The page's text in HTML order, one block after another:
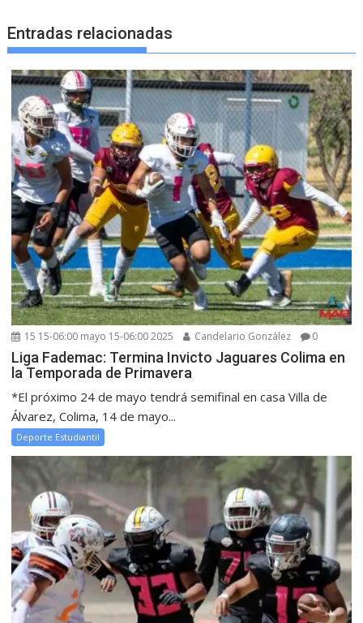
Entradas relacionadas
15 15-06:00 mayo 15-06:00 2025 Candelario González 0
Liga Fademac: Termina Invicto Jaguares Colima en
la Temporada de Primavera
*El próximo 24 de mayo tendrá semifinal en casa Villa de
Álvarez, Colima, 14 de mayo...
Deporte Estudiantil